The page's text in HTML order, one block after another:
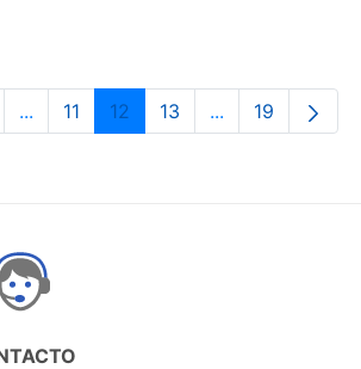
...Intermediate Pages Use TAB to
Page
11 Page
12 Page
13 ...Intermediate
Page
19